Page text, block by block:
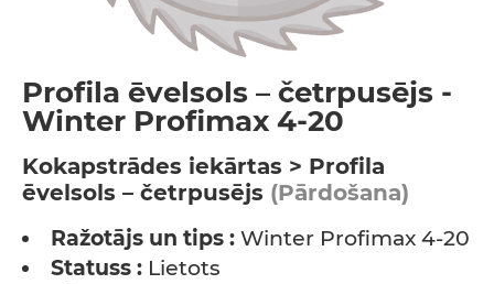
Profila ēvelsols – četrpusējs -
Winter Profimax 4-20
Kokapstrādes iekārtas > Profila
ēvelsols – četrpusējs (Pārdošana)
Ražotājs un tips : Winter Profimax 4-20
Statuss : Lietots